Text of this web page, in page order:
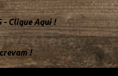
- Clique Aqui !
!